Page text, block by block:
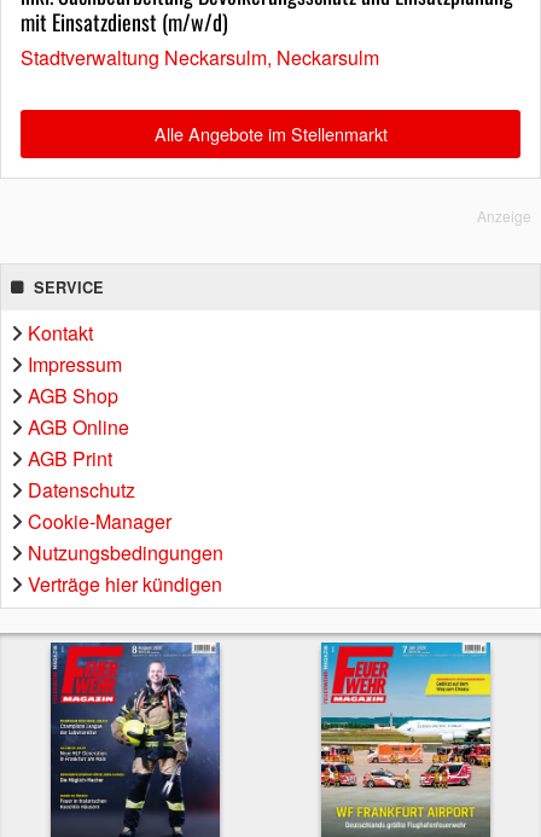
mit Einsatzdienst (m/w/d)
Stadtverwaltung Neckarsulm, Neckarsulm
Alle Angebote im Stellenmarkt
Anzeige
SERVICE
Kontakt
Impressum
AGB Shop
AGB Online
AGB Print
Datenschutz
Cookie-Manager
Nutzungsbedingungen
Verträge hier kündigen